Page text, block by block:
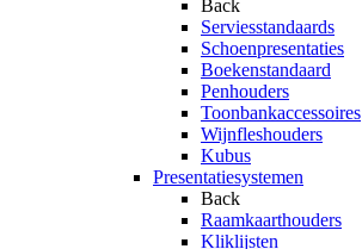
Back
Serviesstandaards
Schoenpresentaties
Boekenstandaard
Penhouders
Toonbankaccessoires
Wijnfleshouders
Kubus
Presentatiesystemen
Back
Raamkaarthouders
Kliklijsten